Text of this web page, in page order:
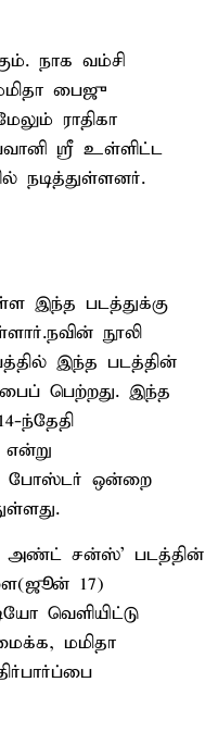
நாக வம்சி
பைஜு
ராதிகா
ஸ்ரீ உள்ளிட்ட
நடித்துள்ளனர்.
இந்த படத்துக்கு
நூலி
இந்த படத்தின்
பெற்றது. இந்த
ந்தேதி
என்று
போஸ்டர் ஒன்றை
அண்ட் சன்ஸ்’ படத்தின்
17)
வெளியிட்டு
மமிதா